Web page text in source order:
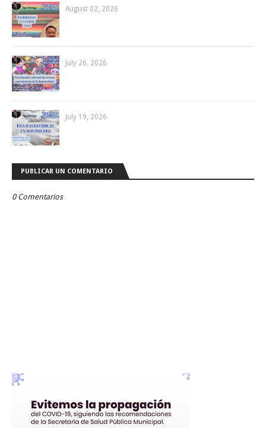
August 02, 2026
July 26, 2026
July 19, 2026
PUBLICAR UN COMENTARIO
0 Comentarios